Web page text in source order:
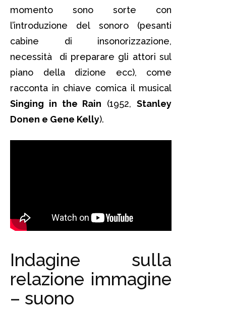
momento sono sorte con
l’introduzione del sonoro (pesanti
cabine di insonorizzazione,
necessità di preparare gli attori sul
piano della dizione ecc), come
racconta in chiave comica il musical
Singing in the Rain (1952,Stanley
Donen e Gene Kelly).
Indagine sulla
relazione immagine
– suono